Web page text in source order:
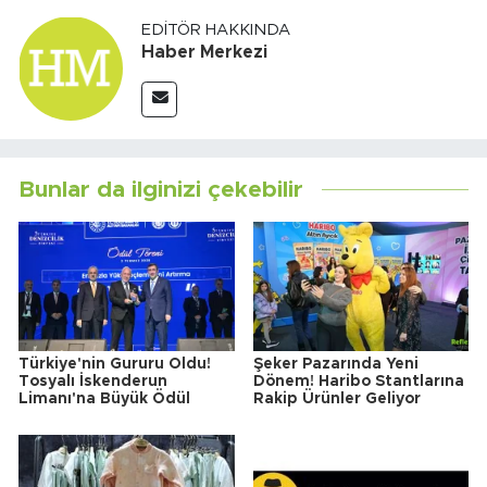
EDITÖR HAKKINDA
Haber Merkezi
Bunlar da ilginizi çekebilir
Türkiye'nin Gururu Oldu!
Tosyalı İskenderun
Limanı'na Büyük Ödül
Şeker Pazarında Yeni
Dönem! Haribo Stantlarına
Rakip Ürünler Geliyor